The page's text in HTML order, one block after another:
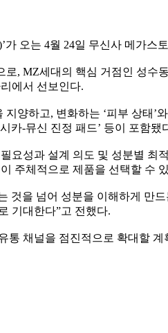
가 오는 4월 24일 무신사 메가
, MZ세대의 핵심 거점인 성
에서 선보인다.
양하고, 변화하는 ‘피부 상태
카-뮤신 진정 패드’ 등이 포함됐
요성과 설계 의도 및 성분별
주체적으로 제품을 선택할 수
것을 넘어 성분을 이해하게 만
기대한다”고 전했다.
채널을 점진적으로 확대할